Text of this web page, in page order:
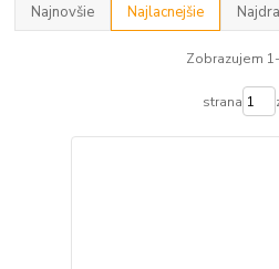
Najnovšie Najlacnejšie
Zobrazujem
strana